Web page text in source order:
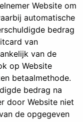
Website om
automatische
bedrag
van
van de
op Website
betaalmethode.
bedrag na
door Website niet
de opgegeven